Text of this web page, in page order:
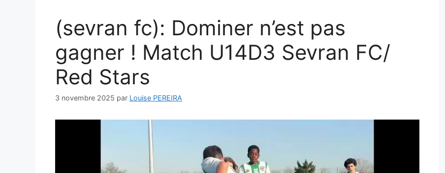
(sevran fc): Dominer n’est pas
gagner ! Match U14D3 Sevran FC/
Red Stars
3 novembre 2025 par Louise PEREIRA